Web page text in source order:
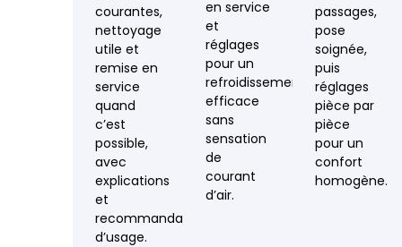
courantes,
nettoyage
utile et
remise en
service
quand
c’est
possible,
avec
explications
et
recommandations
d’usage.
en service
et
réglages
pour un
refroidissement
efficace
sans
sensation
de
courant
d’air.
passages,
pose
soignée,
puis
réglages
pièce par
pièce
pour un
confort
homogène.